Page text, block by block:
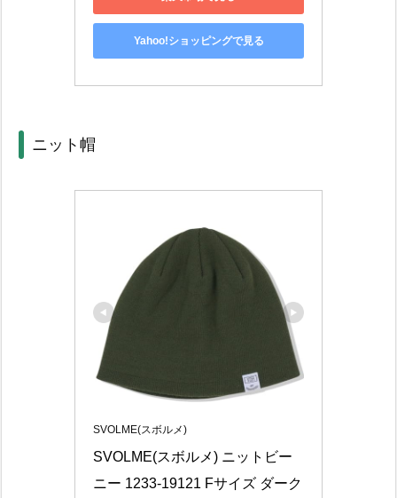
Yahoo!ショッピングで見る
ニット帽
SVOLME(スボルメ)
SVOLME(スボルメ) ニットビー
ニー 1233-19121 Fサイズ ダーク